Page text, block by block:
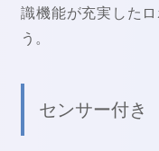
識機能が充実した
う。
センサー付き